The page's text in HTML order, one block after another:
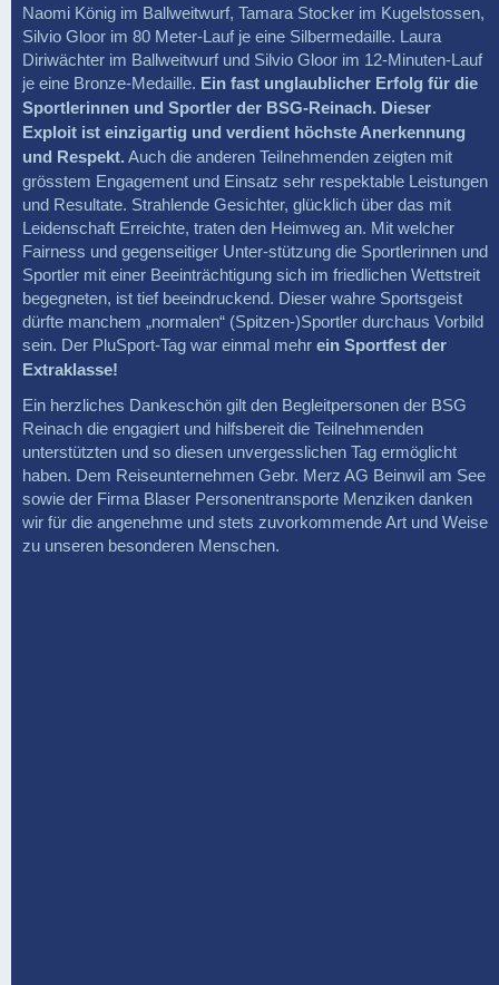
Naomi König im Ballweitwurf, Tamara Stocker im Kugelstossen,
Silvio Gloor im 80 Meter-Lauf je eine Silbermedaille. Laura
Diriwächter im Ballweitwurf und Silvio Gloor im 12-Minuten-Lauf
je eine Bronze-Medaille. Ein fast unglaublicher Erfolg für die
Sportlerinnen und Sportler der BSG-Reinach. Dieser
Exploit ist einzigartig und verdient höchste Anerkennung
und Respekt. Auch die anderen Teilnehmenden zeigten mit
grösstem Engagement und Einsatz sehr respektable Leistungen
und Resultate. Strahlende Gesichter, glücklich über das mit
Leidenschaft Erreichte, traten den Heimweg an. Mit welcher
Fairness und gegenseitiger Unter-stützung die Sportlerinnen und
Sportler mit einer Beeinträchtigung sich im friedlichen Wettstreit
begegneten, ist tief beeindruckend. Dieser wahre Sportsgeist
dürfte manchem „normalen“ (Spitzen-)Sportler durchaus Vorbild
sein. Der PluSport-Tag war einmal mehr ein Sportfest der
Extraklasse!
Ein herzliches Dankeschön gilt den Begleitpersonen der BSG
Reinach die engagiert und hilfsbereit die Teilnehmenden
unterstützten und so diesen unvergesslichen Tag ermöglicht
haben. Dem Reiseunternehmen Gebr. Merz AG Beinwil am See
sowie der Firma Blaser Personentransporte Menziken danken
wir für die angenehme und stets zuvorkommende Art und Weise
zu unseren besonderen Menschen.